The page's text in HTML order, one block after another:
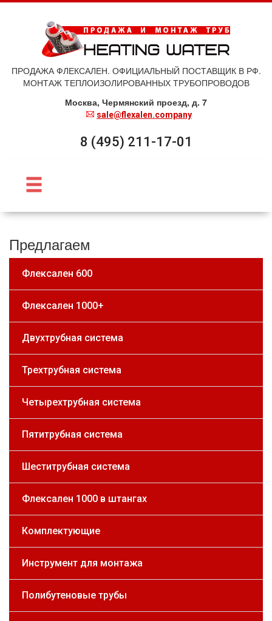
ПРОДАЖА ФЛЕКСАЛЕН. ОФИЦИАЛЬНЫЙ ПОСТАВЩИК В РФ.
МОНТАЖ ТЕПЛОИЗОЛИРОВАННЫХ ТРУБОПРОВОДОВ
Москва, Чермянский проезд, д. 7
sale@flexalen.company
8 (495) 211-17-01
Предлагаем
Флексален 600
Флексален 1000+
Двухтрубная система
Трехтрубная система
Четырехтрубная система
Пятитрубная система
Шеститрубная система
Флексален 1000 в штангах
Комплектующие
Инструмент для монтажа
Полибутеновые трубы